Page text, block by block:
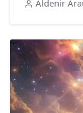
Aldenir